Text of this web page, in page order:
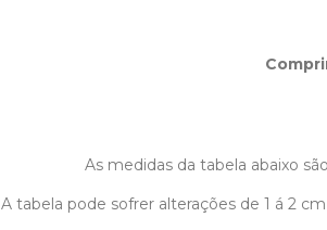
As medidas da tabela abaixo
A tabela pode sofrer alterações de 1 á 2